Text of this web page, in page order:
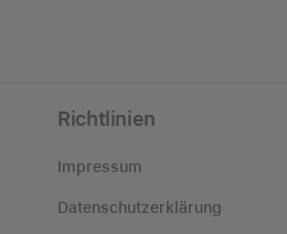
Richtlinien
Impressum
Datenschutzerklärung